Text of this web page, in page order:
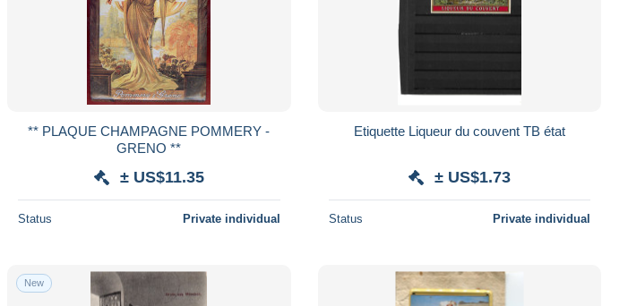
** PLAQUE CHAMPAGNE POMMERY -
GRENO **
± US$11.35
Status Private individual
Etiquette Liqueur du couvent TB état
± US$1.73
Status Private individual
New